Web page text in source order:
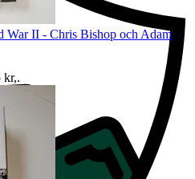
War II - Chris Bishop och Adam
kr,.